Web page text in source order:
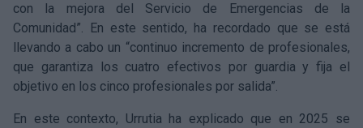
con la mejora del Servicio de Emergencias de la
Comunidad”. En este sentido, ha recordado que se está
llevando a cabo un “continuo incremento de profesionales,
que garantiza los cuatro efectivos por guardia y fija el
objetivo en los cinco profesionales por salida”.
En este contexto, Urrutia ha explicado que en 2025 se